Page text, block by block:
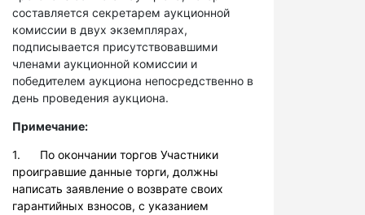
составляется секретарем аукционной
комиссии в двух экземплярах,
подписывается присутствовавшими
членами аукционной комиссии и
победителем аукциона непосредственно в
день проведения аукциона.
Примечание:
1. По окончании торгов Участники
проигравшие данные торги, должны
написать заявление о возврате своих
гарантийных взносов, с указанием